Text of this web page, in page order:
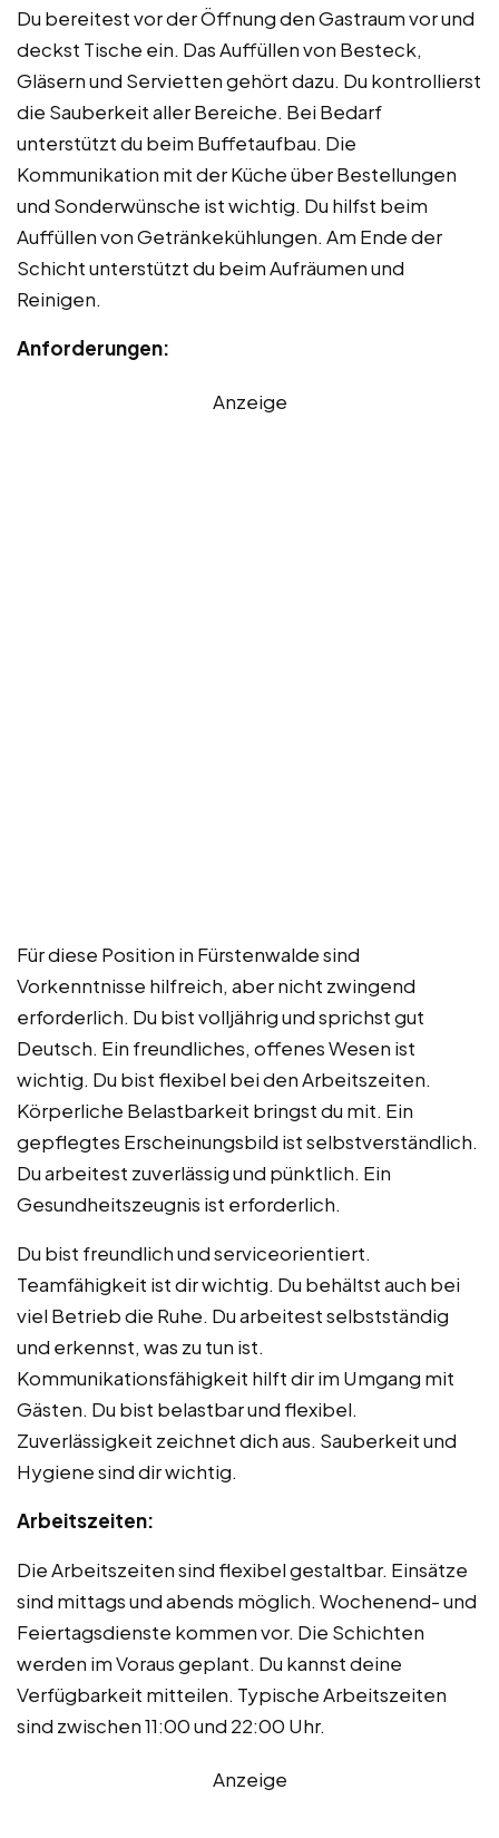
Du bereitest vor der Öffnung den Gastraum vor und
deckst Tische ein. Das Auffüllen von Besteck,
Gläsern und Servietten gehört dazu. Du kontrollierst
die Sauberkeit aller Bereiche. Bei Bedarf
unterstützt du beim Buffetaufbau. Die
Kommunikation mit der Küche über Bestellungen
und Sonderwünsche ist wichtig. Du hilfst beim
Auffüllen von Getränkekühlungen. Am Ende der
Schicht unterstützt du beim Aufräumen und
Reinigen.
Anforderungen:
Anzeige
Für diese Position in Fürstenwalde sind
Vorkenntnisse hilfreich, aber nicht zwingend
erforderlich. Du bist volljährig und sprichst gut
Deutsch. Ein freundliches, offenes Wesen ist
wichtig. Du bist flexibel bei den Arbeitszeiten.
Körperliche Belastbarkeit bringst du mit. Ein
gepflegtes Erscheinungsbild ist selbstverständlich.
Du arbeitest zuverlässig und pünktlich. Ein
Gesundheitszeugnis ist erforderlich.
Du bist freundlich und serviceorientiert.
Teamfähigkeit ist dir wichtig. Du behältst auch bei
viel Betrieb die Ruhe. Du arbeitest selbstständig
und erkennst, was zu tun ist.
Kommunikationsfähigkeit hilft dir im Umgang mit
Gästen. Du bist belastbar und flexibel.
Zuverlässigkeit zeichnet dich aus. Sauberkeit und
Hygiene sind dir wichtig.
Arbeitszeiten:
Die Arbeitszeiten sind flexibel gestaltbar. Einsätze
sind mittags und abends möglich. Wochenend- und
Feiertagsdienste kommen vor. Die Schichten
werden im Voraus geplant. Du kannst deine
Verfügbarkeit mitteilen. Typische Arbeitszeiten
sind zwischen 11:00 und 22:00 Uhr.
Anzeige